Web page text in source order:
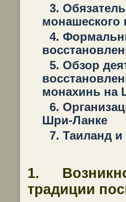
3.
монашеского
4.
5. Обзор
монахинь на
6.
Шри-Ланке
7. Таиланд
1.
традиции